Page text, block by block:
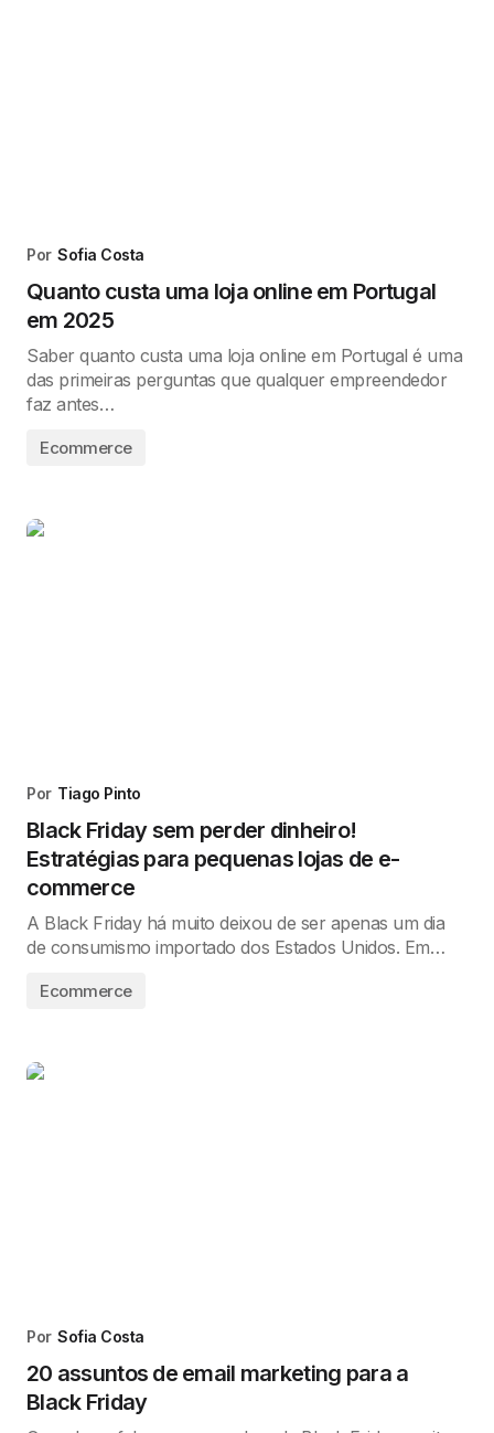
Por Sofia Costa
Quanto custa uma loja online em Portugal
em 2025
Saber quanto custa uma loja online em Portugal é uma
das primeiras perguntas que qualquer empreendedor
faz antes…
Ecommerce
Por Tiago Pinto
Black Friday sem perder dinheiro!
Estratégias para pequenas lojas de e-
commerce
A Black Friday há muito deixou de ser apenas um dia
de consumismo importado dos Estados Unidos. Em…
Ecommerce
Por Sofia Costa
20 assuntos de email marketing para a
Black Friday